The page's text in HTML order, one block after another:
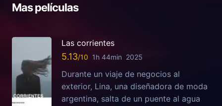
Mas películas
Las corrientes
5.13 1h 44min 2025
Durante un viaje de negocios al
exterior, Lina, una diseñadora de moda
argentina, salta de un puente al agua